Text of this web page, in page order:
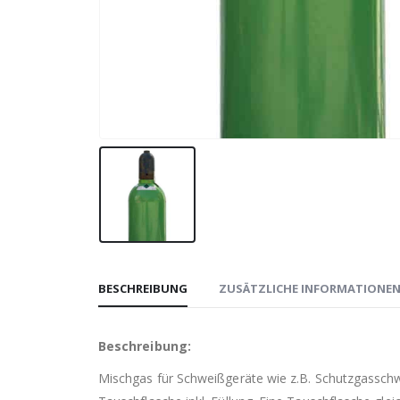
BESCHREIBUNG ZUSÄTZLICHE INFORMATIONEN
Beschreibung:
Mischgas für Schweißgeräte wie z.B.